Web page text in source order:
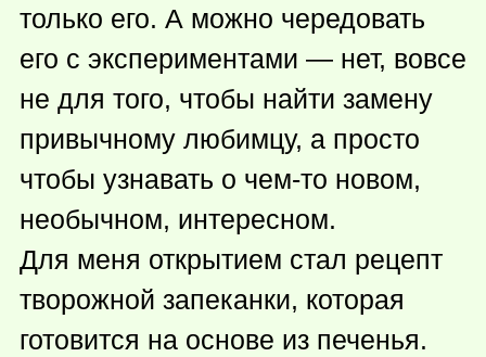
только его. А можно чередовать
его с экспериментами — нет, вовсе
не для того, чтобы найти замену
привычному любимцу, а просто
чтобы узнавать о чем-то новом,
необычном, интересном.
Для меня открытием стал рецепт
творожной запеканки, которая
готовится на основе из печенья.